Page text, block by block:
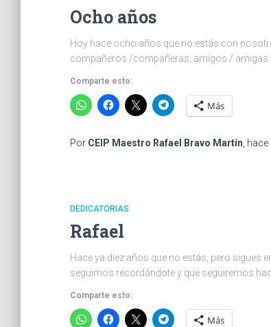
Ocho años
Hoy hace ocho años que no estás con
compañeros /compañeras, amigos / amigas
Comparte esto:
Más
Por CEIP Maestro Rafael Bravo Martín , hace
DEDICATORIAS
Rafael
Hace ya diez años que no estás, pero
seguimos recordándote y que seguiremos
Comparte esto:
Más